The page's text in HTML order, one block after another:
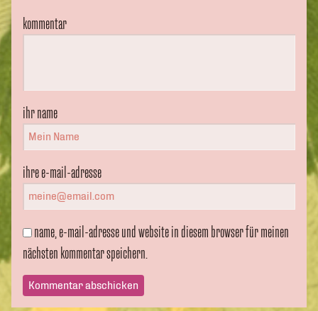
kommentar
ihr name
ihre e-mail-adresse
name, e-mail-adresse und website in diesem browser für meinen
nächsten kommentar speichern.